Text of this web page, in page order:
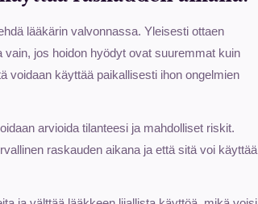
lääkärin valvonnassa. Yleisesti ottaen
jos hoidon hyödyt ovat suuremmat kuin
voidaan käyttää paikallisesti ihon ongelmien
arvioida tilanteesi ja mahdolliset riskit.
raskauden aikana ja että sitä voi käyttää